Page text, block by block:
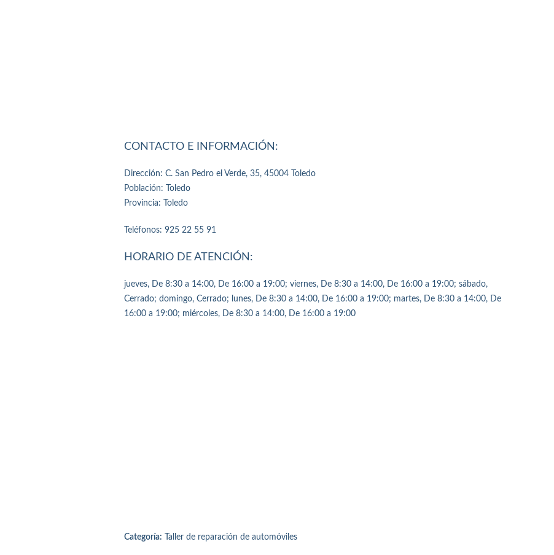
CONTACTO E INFORMACIÓN:
Dirección: C. San Pedro el Verde, 35, 45004 Toledo
Población: Toledo
Provincia: Toledo
Teléfonos: 925 22 55 91
HORARIO DE ATENCIÓN:
jueves, De 8:30 a 14:00, De 16:00 a 19:00; viernes, De 8:30 a 14:00, De 16:00 a 19:00; sábado,
Cerrado; domingo, Cerrado; lunes, De 8:30 a 14:00, De 16:00 a 19:00; martes, De 8:30 a 14:00, De
16:00 a 19:00; miércoles, De 8:30 a 14:00, De 16:00 a 19:00
Categoría: Taller de reparación de automóviles